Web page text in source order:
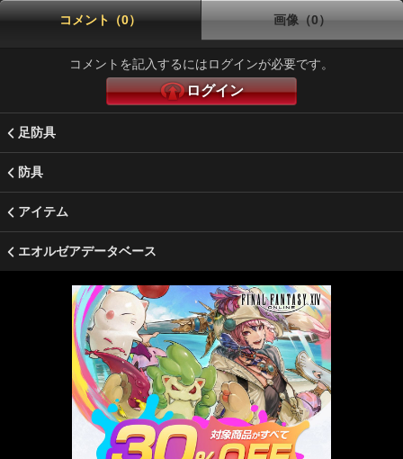
コメント（0） 画像（0）
コメントを記入するにはログインが必要です。
ログイン
足防具
防具
アイテム
エオルゼアデータベース